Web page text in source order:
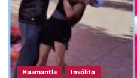
Huamantla Insólito